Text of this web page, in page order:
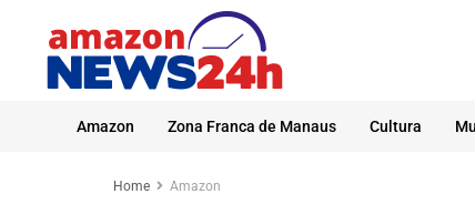
Amazon Zona Franca de Manaus Cultura
Home Amazon